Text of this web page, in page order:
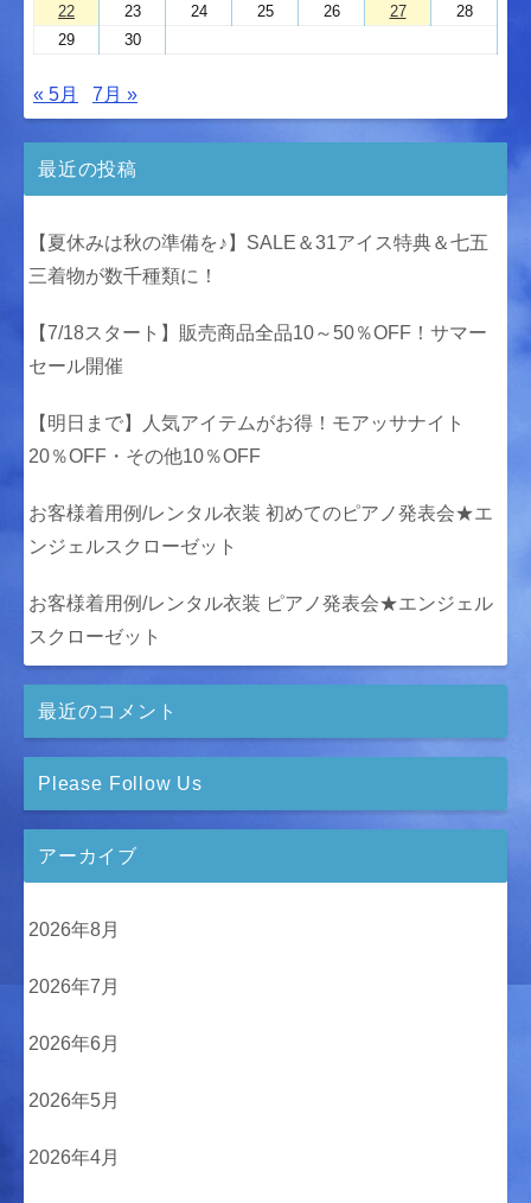
22
23 24 25 26 27
28
29
30
« 5月 7月 »
最近の投稿
【夏休みは秋の準備を♪】SALE＆31アイス特典＆七五
三着物が数千種類に！
【7/18スタート】販売商品全品10～50％OFF！サマー
セール開催
【明日まで】人気アイテムがお得！モアッサナイト
20％OFF・その他10％OFF
お客様着用例/レンタル衣装 初めてのピアノ発表会★エ
ンジェルスクローゼット
お客様着用例/レンタル衣装 ピアノ発表会★エンジェル
スクローゼット
最近のコメント
Please Follow Us
アーカイブ
2026年8月
2026年7月
2026年6月
2026年5月
2026年4月